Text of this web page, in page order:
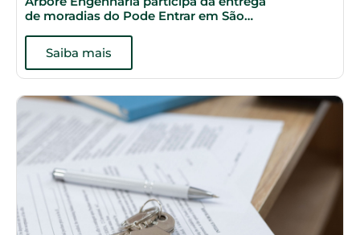
de moradias do Pode Entrar em São
Saiba mais